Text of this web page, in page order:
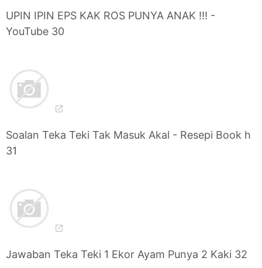
UPIN IPIN EPS KAK ROS PUNYA ANAK !!! -
YouTube 30
Soalan Teka Teki Tak Masuk Akal - Resepi Book h
31
Jawaban Teka Teki 1 Ekor Ayam Punya 2 Kaki 32